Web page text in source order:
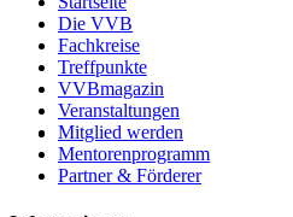
Die VVB
Fachkreise
Treffpunkte
VVBmagazin
Veranstaltungen
Mitglied werden
Mentorenprogramm
Partner & Förderer